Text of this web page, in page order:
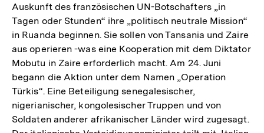
Auskunft des französischen UN-Botschafters „in
Tagen oder Stunden“ ihre „politisch neutrale Mission“
in Ruanda beginnen. Sie sollen von Tansania und Zaire
aus operieren -was eine Kooperation mit dem Diktator
Mobutu in Zaire erforderlich macht. Am 24. Juni
begann die Aktion unter dem Namen „Operation
Türkis“. Eine Beteiligung senegalesischer,
nigerianischer, kongolesischer Truppen und von
Soldaten anderer afrikanischer Länder wird zugesagt.